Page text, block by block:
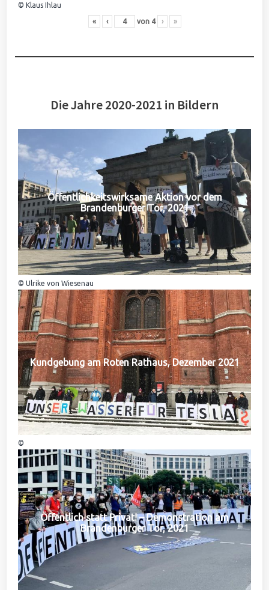
© Klaus Ihlau
« ‹ von 4 › »
Die Jahre 2020-2021 in Bildern
Öffentlichkeitswirksame Aktion vor dem
Brandenburger Tor, 2021
© Ulrike von Wiesenau
Kundgebung am Roten Rathaus, Dezember 2021
©
Öffentlich statt Privat! – Demonstration am
Brandenburger Tor, 2021